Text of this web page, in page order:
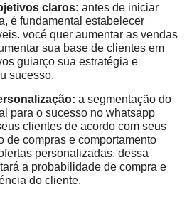
claros: antes de iniciar
é fundamental estabelecer
vocé quer aumentar as vendas
sua base de clientes em
guiarço sua estratégia e
sucesso.
a segmentação do
para o sucesso no whatsapp
clientes de acordo com seus
de compras e comportamento
personalizadas. dessa
a probabilidade de compra e
do cliente.